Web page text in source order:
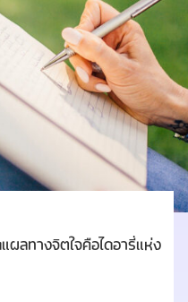
ผลทางจิตใจคือไดอารี่แห่ง